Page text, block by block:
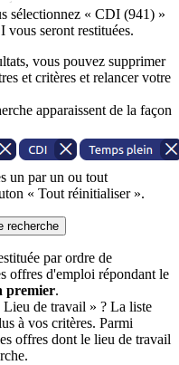
sélectionnez « CDI (941) »
vous seront restituées.
vous pouvez supprimer
et critères et relancer votre
apparaissent de la façon
un par un ou tout
« Tout réinitialiser ».
recherche
par ordre de
offres d'emploi répondant le
premier.
Lieu de travail » ? La liste
à vos critères. Parmi
offres dont le lieu de travail